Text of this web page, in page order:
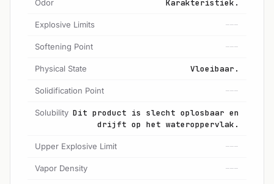
Odor Karakteristiek.
Explosive Limits ---
Softening Point ---
Physical State Vloeibaar.
Solidification Point ---
Solubility Dit product is slecht oplosbaar en
drijft op het wateroppervlak.
Upper Explosive Limit ---
Vapor Density ---